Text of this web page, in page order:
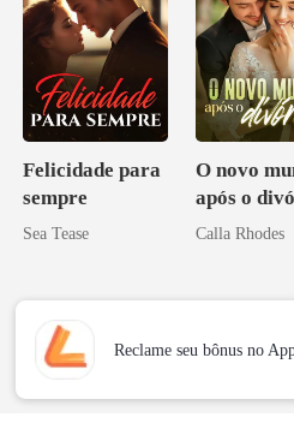
Felicidade para
sempre
Sea Tease
O novo
após o
Calla Rhodes
Reclame seu bônus no